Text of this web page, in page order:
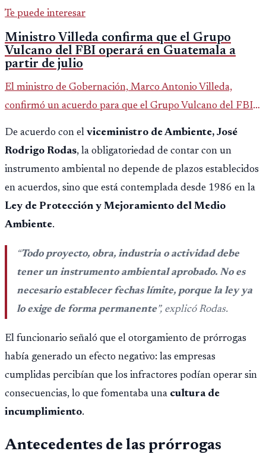
Te puede interesar
Ministro Villeda confirma que el Grupo
Vulcano del FBI operará en Guatemala a
partir de julio
El ministro de Gobernación, Marco Antonio Villeda,
confirmó un acuerdo para que el Grupo Vulcano del FBI
De acuerdo con el viceministro de Ambiente, José
Rodrigo Rodas, la obligatoriedad de contar con un
instrumento ambiental no depende de plazos establecidos
en acuerdos, sino que está contemplada desde 1986 en la
Ley de Protección y Mejoramiento del Medio
Ambiente.
“Todo proyecto, obra, industria o actividad debe
tener un instrumento ambiental aprobado. No es
necesario establecer fechas límite, porque la ley ya
lo exige de forma permanente”, explicó Rodas.
El funcionario señaló que el otorgamiento de prórrogas
había generado un efecto negativo: las empresas
cumplidas percibían que los infractores podían operar sin
consecuencias, lo que fomentaba una cultura de
incumplimiento.
Antecedentes de las prórrogas